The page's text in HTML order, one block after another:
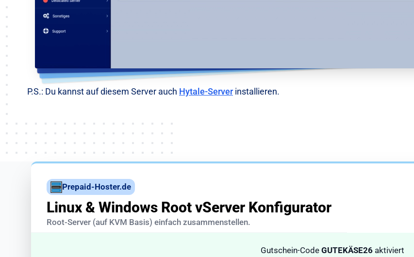
P.S.: Du kannst auf diesem Server auch Hytale-Serverinstallieren.
Prepaid-Hoster.de
Linux & Windows Root vServer Konfigurator
Root-Server (auf KVM Basis) einfach zusammenstellen.
Gutschein-Code GUTEKÄSE26aktiviert